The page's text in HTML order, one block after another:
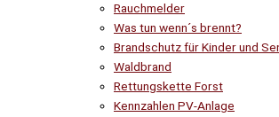
Rauchmelder
Was tun wenn´s brennt?
Brandschutz für Kinder und
Waldbrand
Rettungskette Forst
Kennzahlen PV-Anlage